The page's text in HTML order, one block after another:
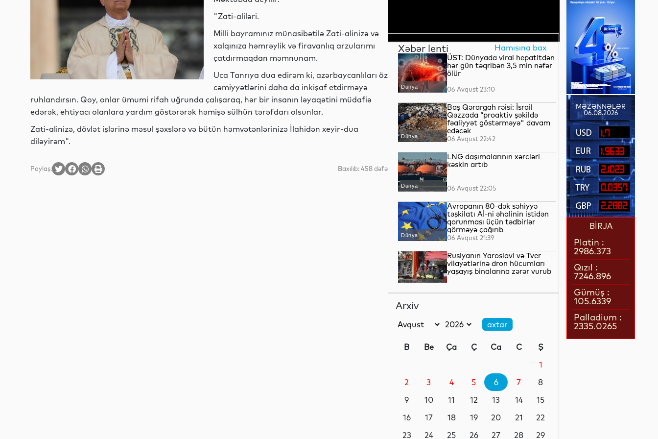
"Zati-aliləri.
Milli bayramınız münasibətilə Zati-alinizə və
xalqınıza həmrəylik və firavanlıq arzularımı
çatdırmaqdan məmnunam.
Uca Tanrıya dua edirəm ki, azərbaycanlıları öz
cəmiyyətlərini daha da inkişaf etdirməyə
ruhlandırsın. Qoy, onlar ümumi rifah uğrunda çalışaraq, hər bir insanın ləyaqətini müdafiə
edərək, ehtiyacı olanlara yardım göstərərək həmişə sülhün tərəfdarı olsunlar.
Zati-alinizə, dövlət işlərinə məsul şəxslərə və bütün həmvətənlərinizə İlahidən xeyir-dua
diləyirəm".
Paylaş: Baxılıb: 458 dəfə
Xəbər lenti Hamısına bax
Dünya
ÜST: Dünyada viral hepatitdən
hər gün təqribən 3,5 min nəfər
ölür
06 Avqust 23:10
Dünya
Baş Qərargah rəisi: İsrail
Qəzzada “proaktiv şəkildə
fəaliyyət göstərməyə" davam
edəcək
06 Avqust 22:42
Dünya
LNG daşımalarının xərcləri
kəskin artıb
06 Avqust 22:05
Dünya
Avropanın 80-dək səhiyyə
təşkilatı Aİ-ni əhalinin istidən
qorunması üçün tədbirlər
görməyə çağırıb
06 Avqust 21:39
Dünya
Rusiyanın Yaroslavl və Tver
vilayətlərinə dron hücumları
yaşayış binalarına zərər vurub
gəmisini səmaya qaldırıb
Dünya
dövriyyəsində kəskin azalma
06 Avqust 20:12
Dünya
Mərkəzi Asiyadan Rusiyaya
azalıb
06 Avqust 19:48
Arxiv
B Be Ça Ç Ca C
Ş
1
2
3 4 5 6 7
8
9
10 11 12 13 14
15
16
17 18 19 20 21
22
23
24 25 26 27 28
29
MƏZƏNNƏLƏR
06.08.2026
1.7
1.9633
2.1023
0.0357
2.2882
BİRJA
Platin :
2986.373
Qızıl :
7246.896
Gümüş :
105.6339
Palladium :
2335.0265